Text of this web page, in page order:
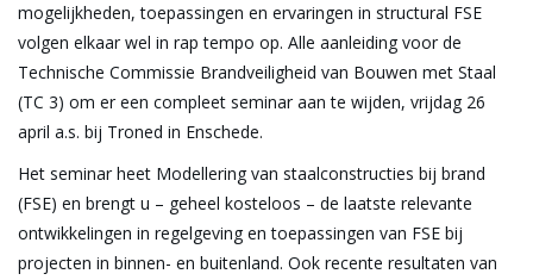
mogelijkheden, toepassingen en ervaringen in structural FSE
volgen elkaar wel in rap tempo op. Alle aanleiding voor de
Technische Commissie Brandveiligheid van Bouwen met Staal
(TC 3) om er een compleet seminar aan te wijden, vrijdag 26
april a.s. bij Troned in Enschede.
Het seminar heet Modellering van staalconstructies bij brand
(FSE) en brengt u – geheel kosteloos – de laatste relevante
ontwikkelingen in regelgeving en toepassingen van FSE bij
projecten in binnen- en buitenland. Ook recente resultaten van